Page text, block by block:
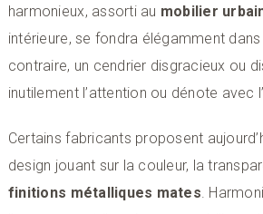
harmonieux, assorti au mobilier
intérieure, se fondra élégamment
contraire, un cendrier disgracieux ou
inutilement l’attention ou dénote avec
Certains fabricants proposent
design jouant sur la couleur, la
finitions métalliques mates .